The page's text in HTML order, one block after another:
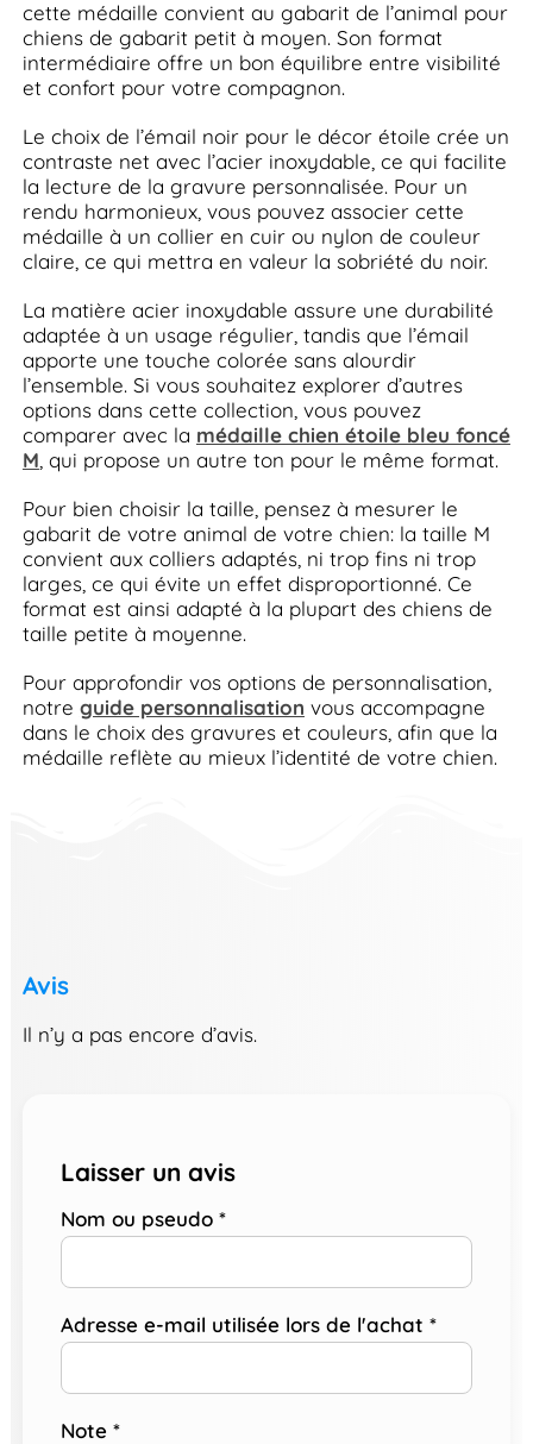
cette médaille convient au gabarit de l’animal pour
chiens de gabarit petit à moyen. Son format
intermédiaire offre un bon équilibre entre visibilité
et confort pour votre compagnon.
Le choix de l’émail noir pour le décor étoile crée un
contraste net avec l’acier inoxydable, ce qui facilite
la lecture de la gravure personnalisée. Pour un
rendu harmonieux, vous pouvez associer cette
médaille à un collier en cuir ou nylon de couleur
claire, ce qui mettra en valeur la sobriété du noir.
La matière acier inoxydable assure une durabilité
adaptée à un usage régulier, tandis que l’émail
apporte une touche colorée sans alourdir
l’ensemble. Si vous souhaitez explorer d’autres
options dans cette collection, vous pouvez
comparer avec la médaille chien étoile bleu foncé
M, qui propose un autre ton pour le même format.
Pour bien choisir la taille, pensez à mesurer le
gabarit de votre animal de votre chien: la taille M
convient aux colliers adaptés, ni trop fins ni trop
larges, ce qui évite un effet disproportionné. Ce
format est ainsi adapté à la plupart des chiens de
taille petite à moyenne.
Pour approfondir vos options de personnalisation,
notre guide personnalisation vous accompagne
dans le choix des gravures et couleurs, afin que la
médaille reflète au mieux l’identité de votre chien.
Avis
Il n’y a pas encore d’avis.
Laisser un avis
Nom ou pseudo *
Adresse e-mail utilisée lors de l'achat *
Note *